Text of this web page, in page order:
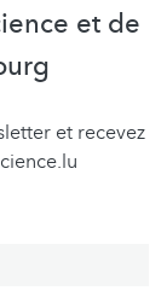
et de
et recevez